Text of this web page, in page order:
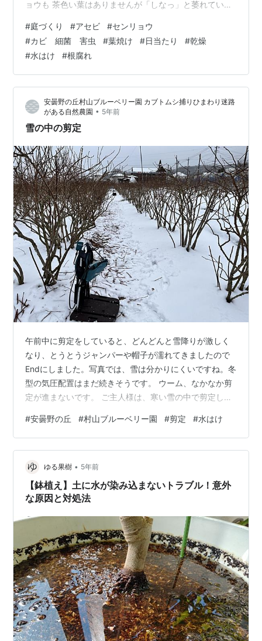
ョウも 茶色い葉はありませんが「しなっ」と萎れている
ください。 niwaie-kaede.com 葉に斑点や粉を吹いたり
とかもなく枝にコブなどもありません。 そうなる原因の
カビや細菌や害虫などではないことが分かります。 萎れ
た葉や茶色の葉から日が当たり過ぎて葉焼けを起こした
のかとも考えました。 アセビの栽培環境は午前中に日が
当た…
#庭づくり #アセビ #センリョウ
#カビ 細菌 害虫 #葉焼け #日当たり #乾燥
#水はけ #根腐れ
安曇野の丘村山ブルーベリー園 カブトムシ捕りひまわり迷路
がある自然農園 • 5年前
雪の中の剪定
午前中に剪定をしていると、どんどんと雪降りが激しく
なり、とうとうジャンパーや帽子が濡れてきましたので
Endにしました。写真では、雪は分かりにくいですね。冬
型の気圧配置はまだ続きそうです。 ウーム、なかなか剪
定が進まないです。 ご主人様は、寒い雪の中で剪定して
をとっていました。どっちがご主人様か、逆転していま
す。でも、タロウは可愛いからいいかな。 ＜栽培仲間の
ＢＢ園＞ 午後は、松本インター近くでＢＢ農園を経営し
ている栽培仲間へ遊びに行きました。松本は雪が舞って
いる程度でした。 農園の水はけを良くするためにドリル
を購入したので、見せて頂きました。本…
#安曇野の丘 #村山ブルーベリー園 #剪定 #水はけ
ゆる果樹 • 5年前
【鉢植え】土に水が染み込まないトラブル！意外
な原因と対処法